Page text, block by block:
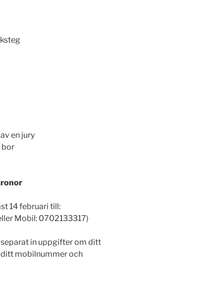
en jury
bor
14 februari till:
Mobil: 0702133317)
separat in uppgifter om ditt
mobilnummer och